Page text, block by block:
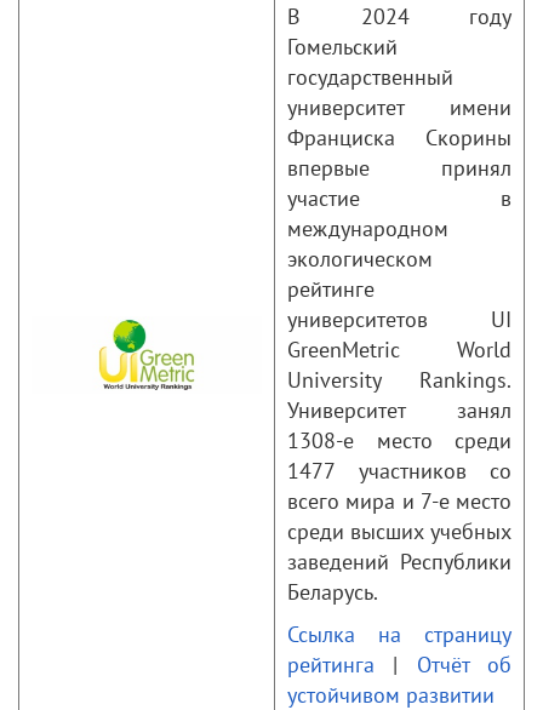
В 2024 году
Гомельский
государственный
университет имени
Франциска Скорины
впервые принял
участие в
международном
экологическом
рейтинге
университетов UI
GreenMetric World
University Rankings.
Университет занял
1308-е место среди
1477 участников со
всего мира и 7-е место
среди высших учебных
заведений Республики
Беларусь.
Ссылка на страницу
рейтинга | Отчёт об
устойчивом развитии